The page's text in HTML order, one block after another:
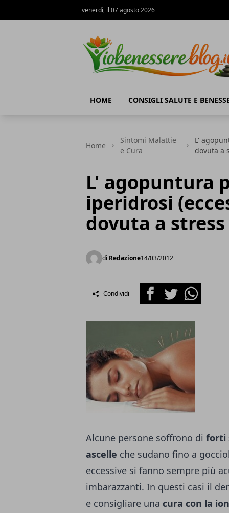
venerdì, il 07 agosto 2026
HOME CONSIGLI SALUTE E
Home
Sintomi Malattie
e Cura
L'
dovuta a
L' agopuntura
iperidrosi
dovuta a
di Redazione14/03/2012
Condividi FacebookTwitterWhatsapp
Alcune persone soffrono di forti
ascelle che sudano fino a
eccessive si fanno sempre più
imbarazzanti. In questi casi il
e consigliare una cura con la